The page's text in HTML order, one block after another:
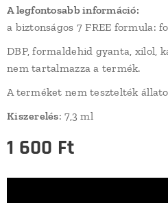
A legfontosabb információ:
a biztonságos 7 FREE formula:
DBP, formaldehid gyanta, xilol,
nem tartalmazza a termék.
A terméket nem tesztelték
Kiszerelés: 7,3 ml
1 600 Ft